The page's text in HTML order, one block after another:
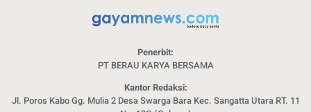
Penerbit:
PT BERAU KARYA BERSAMA
Kantor Redaksi:
Jl. Poros Kabo Gg. Mulia 2 Desa Swarga Bara Kec. Sangatta Utara RT. 11